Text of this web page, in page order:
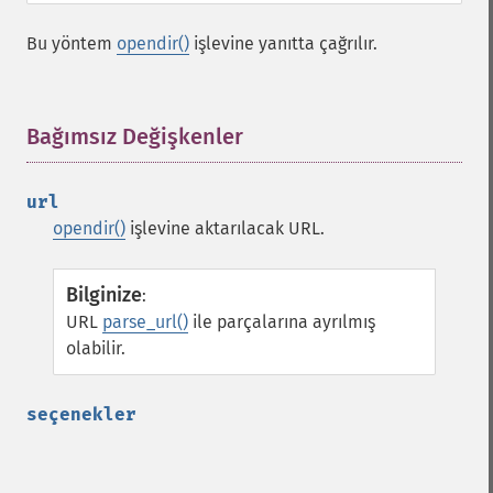
Bu yöntem opendir() işlevine yanıtta çağrılır.
Bağımsız Değişkenler
url
opendir() işlevine aktarılacak URL.
Bilginize:
URL parse_url() ile parçalarına ayrılmış
olabilir.
seçenekler